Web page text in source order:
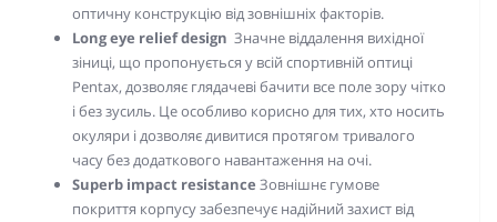
оптичну конструкцію від зовнішніх факторів.
Long eye relief design Значне віддалення вихідної
зіниці, що пропонується у всій спортивній оптиці
Pentax, дозволяє глядачеві бачити все поле зору чітко
і без зусиль. Це особливо корисно для тих, хто носить
окуляри і дозволяє дивитися протягом тривалого
часу без додаткового навантаження на очі.
Superb impact resistance Зовнішнє гумове
покриття корпусу забезпечує надійний захист від